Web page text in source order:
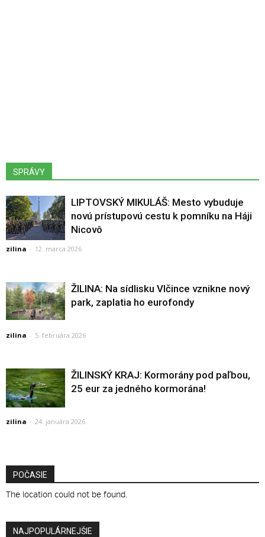
SPRÁVY
LIPTOVSKÝ MIKULÁŠ: Mesto vybuduje
novú prístupovú cestu k pomníku na Háji
Nicovô
zilina - 12. marca 2026
ŽILINA: Na sídlisku Vlčince vznikne nový
park, zaplatia ho eurofondy
zilina - 5. februára 2026
ŽILINSKÝ KRAJ: Kormorány pod paľbou,
25 eur za jedného kormorána!
zilina - 24. januára 2026
POČASIE
The location could not be found.
NAJPOPULÁRNEJŠIE